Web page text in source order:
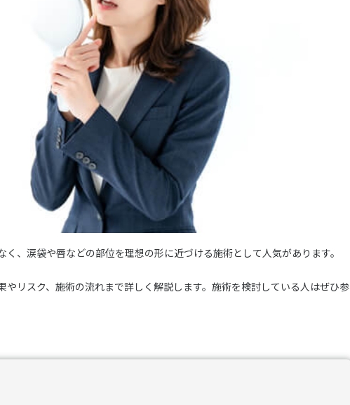
、涙袋や唇などの部位を理想の形に近づける施術として人気があります。
リスク、施術の流れまで詳しく解説します。施術を検討している人はぜひ参